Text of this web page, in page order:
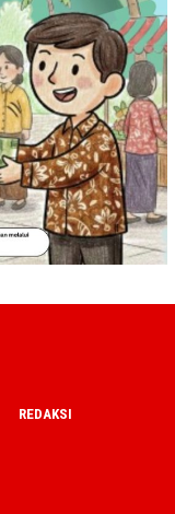
REDAKSI